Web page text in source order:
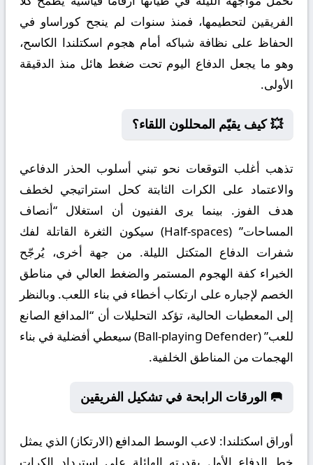
الفريقين لتحطيمها، فمنذ سنوات لم ينجح كوراساو في
الحفاظ على نظافة شباكه أمام هجوم اسكتلندا الكاسح،
وهو ما يجعل الدفاع اليوم تحت ضغط هائل منذ الدقيقة
الأولى.
💥 كيف يقيّم المحللون اللقاء؟
تذهب أغلب التوقعات نحو تبني أسلوب الحذر الدفاعي
والاعتماد على الكرات الثابتة كحل استراتيجي لخطف
هدف الفوز. بينما يرى الفنيون أن استغلال “أنصاف
المساحات” (Half-spaces) سيكون الثغرة القاتلة لفك
شفرات الدفاع المتكتل الليلة. من جهة أخرى، يُرجّح
الخبراء كفة الهجوم المستمر والضغط العالي في مناطق
الخصم لإجباره على ارتكاب أخطاء في بناء اللعب. وبالنظر
إلى المعطيات الحالية، تؤكد التحليلات أن “المدافع الصانع
للعب” (Ball-playing Defender) سيعطي أفضلية في بناء
الهجمات من المناطق الخلفية.
🥅 الورقات الرابحة في تشكيل الفريقين
أوراق اسكتلندا: لاعب الوسط المدافع (الارتكاز) الذي يمثل